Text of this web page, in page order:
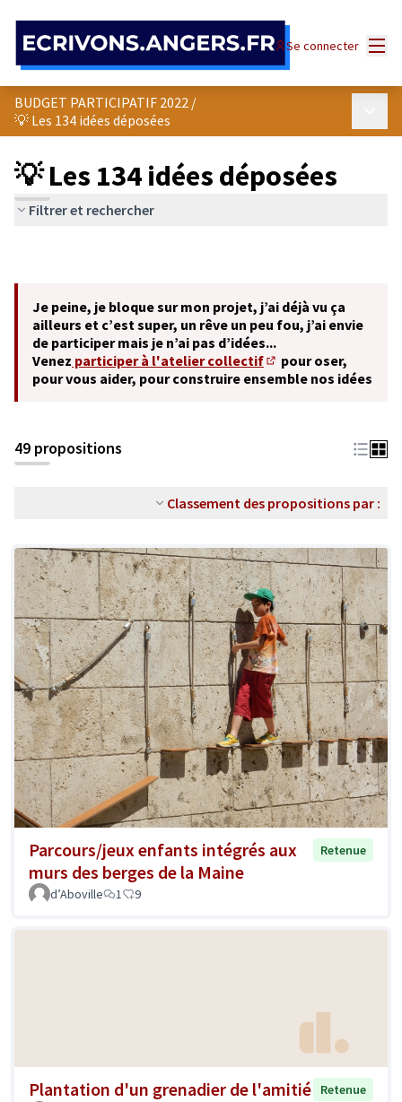
Se connecter
BUDGET PARTICIPATIF 2022 /
💡 Les 134 idées déposées
💡 Les 134 idées déposées
Filtrer et rechercher
Je peine, je bloque sur mon projet, j’ai déjà vu ça
ailleurs et c’est super, un rêve un peu fou, j’ai envie
de participer mais je n’ai pas d’idées...
Venez participer à l'atelier collectif
(S'ouvre dans un
pour oser,
pour vous aider, pour construire ensemble nos idées
49 propositions
Classement des propositions par :
Parcours/jeux enfants intégrés aux
murs des berges de la Maine
Retenue
d’Aboville 1 9
Plantation d'un grenadier de l'amitié
Retenue